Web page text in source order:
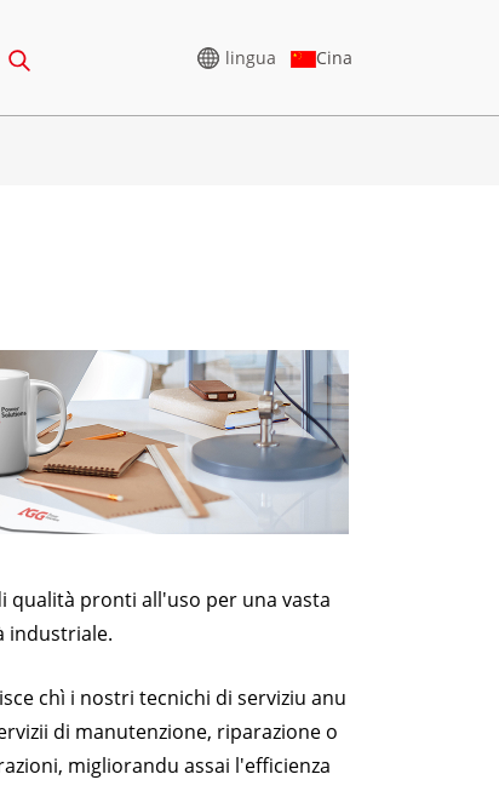
SERIE M 1100-4000 KVA
SERIE MS 715-2500 KVA
lingua Cina
Serie CU 825-3438 kVA
Serie P 825-1880 kVA
Serie MS 715-2500 kVA
qualità pronti all'uso per una vasta
industriale.
chì i nostri tecnichi di serviziu anu
di manutenzione, riparazione o
migliorandu assai l'efficienza